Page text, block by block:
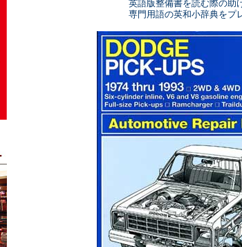
英語版整備書を読む際の助
専門用語の英和小辞典をプ